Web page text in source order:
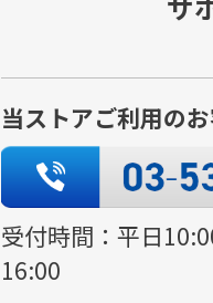
当ストアご利用の
受付時間：平日
16:00